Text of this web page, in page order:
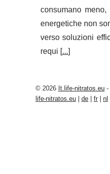
consumano
energetiche non
verso soluzioni
requi [...]
© 2026 It.life-nitratos.eu -
life-nitratos.eu
de fr nl